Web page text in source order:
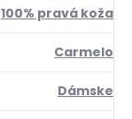
100% pravá koža
Carmelo
Dámske